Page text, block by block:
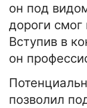
он под
дороги смог
Вступив в
он
позволил